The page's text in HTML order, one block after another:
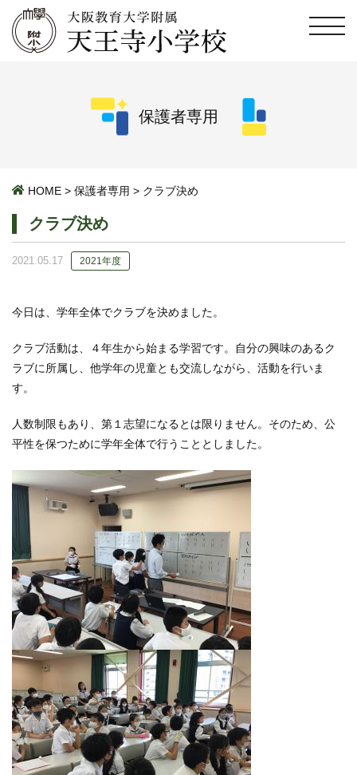
保護者専用
HOME > 保護者専用 > クラブ決め
クラブ決め
2021.05.17 2021年度
今日は、学年全体でクラブを決めました。
クラブ活動は、４年生から始まる学習です。自分の興味のあるク
ラブに所属し、他学年の児童とも交流しながら、活動を行いま
す。
人数制限もあり、第１志望になるとは限りません。そのため、公
平性を保つために学年全体で行うこととしました。